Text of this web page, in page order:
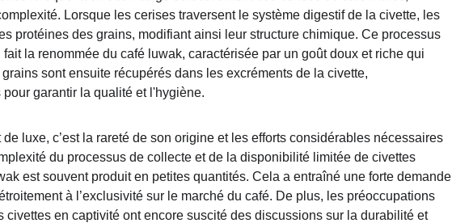
Lorsque les cerises traversent le système digestif de la civette, les
protéines des grains, modifiant ainsi leur structure chimique. Ce processus
la renommée du café luwak, caractérisée par un goût doux et riche qui
sont ensuite récupérés dans les excréments de la civette,
garantir la qualité et l'hygiène.
luxe, c’est la rareté de son origine et les efforts considérables nécessaires
du processus de collecte et de la disponibilité limitée de civettes
est souvent produit en petites quantités. Cela a entraîné une forte demande
à l’exclusivité sur le marché du café. De plus, les préoccupations
civettes en captivité ont encore suscité des discussions sur la durabilité et